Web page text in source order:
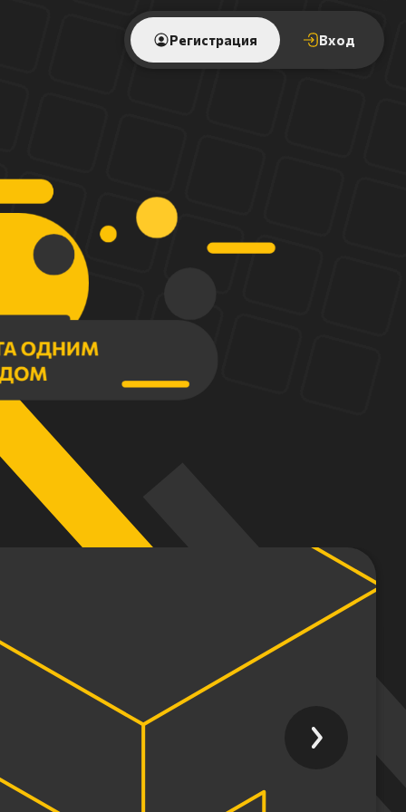
Регистрация Вход